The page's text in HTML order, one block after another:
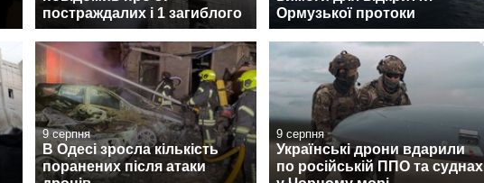
постраждалих і 1 загиблого
Ормузької протоки
9 серпня
В Одесі зросла кількість
поранених після атаки
9 серпня
Українські дрони вдарили
по російській ППО та суднах